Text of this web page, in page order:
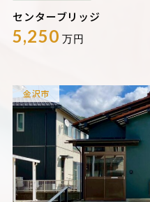
センターブリッジ
5,250 万円
金沢市